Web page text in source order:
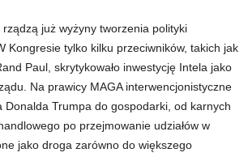
już wyżyny tworzenia polityki
Kongresie tylko kilku przeciwników, takich jak
Paul, skrytykowało inwestycję Intela jako
Na prawicy MAGA interwencjonistyczne
Donalda Trumpa do gospodarki, od karnych
po przejmowanie udziałów w
jako droga zarówno do większego